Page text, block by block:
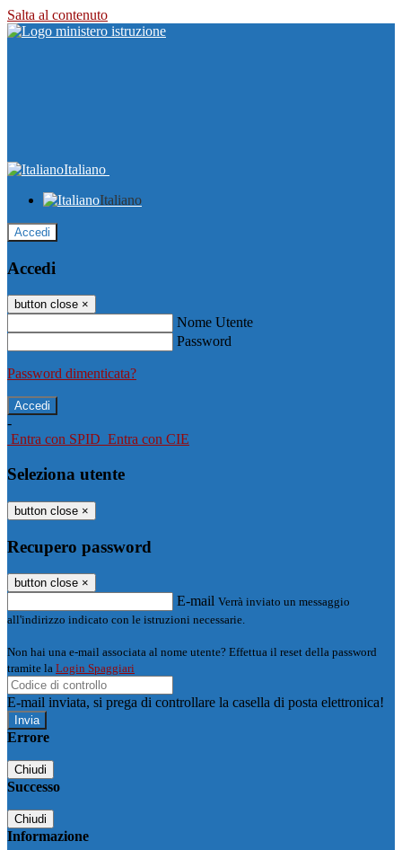
Salta al contenuto
Italiano
Italiano
Accedi
Accedi
button close ×
Nome Utente
Password
Password dimenticata?
-
Entra con SPID Entra con CIE
Seleziona utente
button close ×
Recupero password
button close ×
E-mail Verrà inviato un messaggio
all'indirizzo indicato con le istruzioni necessarie.
Non hai una e-mail associata al nome utente? Effettua il reset della password
tramite la Login Spaggiari
E-mail inviata, si prega di controllare la casella di posta elettronica!
Errore
Chiudi
Successo
Chiudi
Informazione